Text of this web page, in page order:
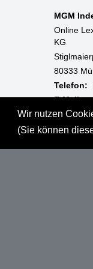
Wir nutzen
(Sie können
MGM
Online
KG
80333
Telefon:
E-Mail:
Mo-Fr: